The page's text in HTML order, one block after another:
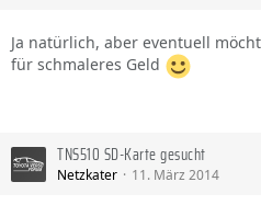
Ja natürlich, aber eventuell
für schmaleres Geld
TNS510 SD-Karte gesucht
Netzkater 11. März 2014